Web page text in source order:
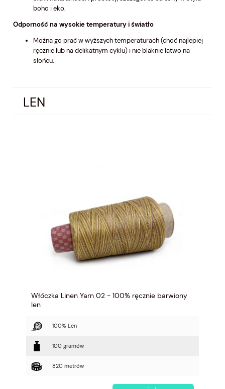
boho i eko.
Odporność na wysokie temperatury i światło
Można go prać w wyższych temperaturach (choć najlepiej
ręcznie lub na delikatnym cyklu) i nie blaknie łatwo na
słońcu.
LEN
Włóczka Linen Yarn 02 - 100% ręcznie barwiony
len
100% Len
100 gramów
820 metrów